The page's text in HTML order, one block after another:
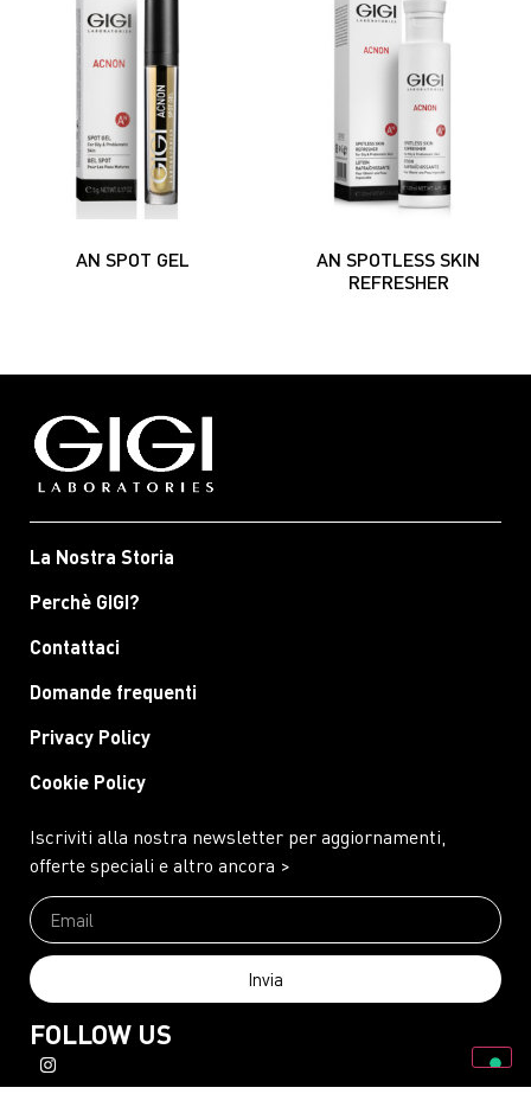
AN SPOT GEL
AN SPOTLESS SKIN
REFRESHER
La Nostra Storia
Perchè GIGI?
Contattaci
Domande frequenti
Privacy Policy
Cookie Policy
Iscriviti alla nostra newsletter per aggiornamenti,
offerte speciali e altro ancora >
Invia
FOLLOW US